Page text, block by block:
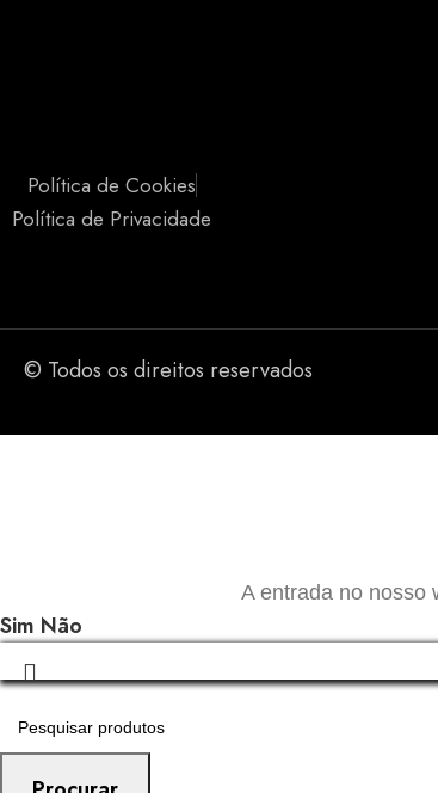
Política de Cookies
Política de Privacidade
© Todos os direitos reservados
A entrada no nosso
Sim Não